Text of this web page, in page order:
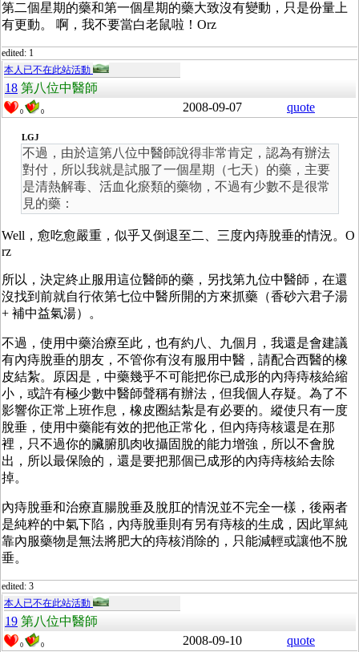
第二個星期的藥和第一個星期的藥大致沒有變動，只是份量上
有更動。 啊，我不要當白老鼠啦！Orz
edited: 1
本人已不在此站活動
18 第八位中醫師
0 0 2008-09-07 quote
LGJ
不過，由於這第八位中醫師說得非常肯定，認為有辦法
對付，所以我就是試服了一個星期（七天）的藥，主要
是清熱解毒、活血化瘀類的藥物，不過有少數不是很常
見的藥：
Well，愈吃愈嚴重，似乎又倒退至二、三度內痔脫垂的情況。O
rz
所以，決定終止服用這位醫師的藥，另找第九位中醫師，在還
沒找到前就自行依第七位中醫所開的方來抓藥（香砂六君子湯
+ 補中益氣湯）。
不過，使用中藥治療至此，也有約八、九個月，我還是會建議
有內痔脫垂的朋友，不管你有沒有服用中醫，請配合西醫的橡
皮結紮。原因是，中藥幾乎不可能把你已成形的內痔痔核給縮
小，或許有極少數中醫師聲稱有辦法，但我個人存疑。為了不
影響你正常上班作息，橡皮圈結紮是有必要的。縱使只有一度
脫垂，使用中藥能有效的把他正常化，但內痔痔核還是在那
裡，只不過你的臟腑肌肉收攝固脫的能力增強，所以不會脫
出，所以最保險的，還是要把那個已成形的內痔痔核給去除
掉。
內痔脫垂和治療直腸脫垂及脫肛的情況並不完全一樣，後兩者
是純粹的中氣下陷，內痔脫垂則有另有痔核的生成，因此單純
靠內服藥物是無法將肥大的痔核消除的，只能減輕或讓他不脫
垂。
edited: 3
本人已不在此站活動
19 第八位中醫師
0 0 2008-09-10 quote